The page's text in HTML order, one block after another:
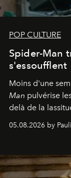
POP CULTURE
Spider-Man
s'essoufflent
Moins d'une
Man pulvérise
delà de la
personnages
05.08.2026 by